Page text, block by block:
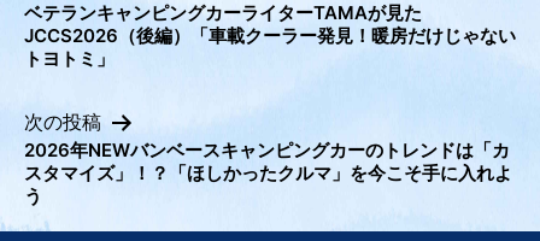
投
稿
ビ
ゲ
ー
シ
ベテランキャンピングカーライターTAMAが見た
JCCS2026（後編）「車載クーラー発見！暖房だけじゃない
トヨトミ」
次の投稿
2026年NEWバンベースキャンピングカーのトレンドは「カ
スタマイズ」！？「ほしかったクルマ」を今こそ手に入れよ
う